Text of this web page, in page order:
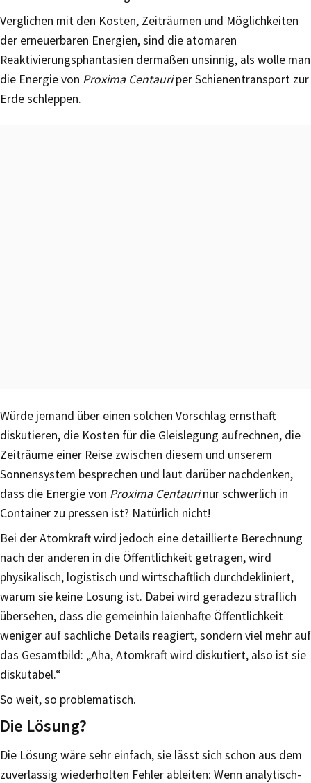
Verglichen mit den Kosten, Zeiträumen und Möglichkeiten
der erneuerbaren Energien, sind die atomaren
Reaktivierungsphantasien dermaßen unsinnig, als wolle man
die Energie von Proxima Centauriper Schienentransport zur
Erde schleppen.
Würde jemand über einen solchen Vorschlag ernsthaft
diskutieren, die Kosten für die Gleislegung aufrechnen, die
Zeiträume einer Reise zwischen diesem und unserem
Sonnensystem besprechen und laut darüber nachdenken,
dass die Energie von Proxima Centaurinur schwerlich in
Container zu pressen ist? Natürlich nicht!
Bei der Atomkraft wird jedoch eine detaillierte Berechnung
nach der anderen in die Öffentlichkeit getragen, wird
physikalisch, logistisch und wirtschaftlich durchdekliniert,
warum sie keine Lösung ist. Dabei wird geradezu sträflich
übersehen, dass die gemeinhin laienhafte Öffentlichkeit
weniger auf sachliche Details reagiert, sondern viel mehr auf
das Gesamtbild: „Aha, Atomkraft wird diskutiert, also ist sie
diskutabel.“
So weit, so problematisch.
Die Lösung?
Die Lösung wäre sehr einfach, sie lässt sich schon aus dem
zuverlässig wiederholten Fehler ableiten: Wenn analytisch-